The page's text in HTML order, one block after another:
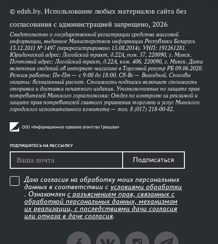
© edsh.by. Использование любых материалов сайта без
согласования с администрацией запрещено, 2026
Свидетельство о государственной регистрации средства массовой
информации, выданное Министерством информации Республики Беларусь
13.12.2011 № 1497 (перерегистрировано 15.08.2014). УНП: 191261281.
Юридический адрес: Логойский тракт, д.22А, пом. 57, 220090, г. Минск.
Почтовый адрес: Логойский тракт, д.22А, ком. 406, 220090, г. Минск. Дата
включения сведений об интернет-магазине в Торговый реестр РБ 09.06.2020.
Режим работы: Пн-Пт — с 9:00 до 18:00. Сб-Вс — Выходной. Способы
оплаты: безналичный расчет. Стоимость подписки включает стоимость
отправки и доставки печатного издания. Уполномоченные по защите прав
потребителей Минского горисполкома: Отдел по контролю за рекламой и
защите прав потребителей главного управления торговли и услуг Минского
городского исполнительного комитета — тел. 8 (017) 218-00-82.
ПОДПИШИТЕСЬ НА РАССЫЛКУ
Подписаться
Даю согласие на обработку моих персональных
данных в соответствии с условиями обработки
. Ознакомлен с разъяснением прав, связанных с
обработкой персональных данных, механизмом
их реализации, с последствиями дачи согласия
или отказа в даче согласия.